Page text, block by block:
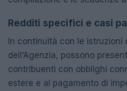
Redditi specifici e casi
In continuità con le istruzioni
dell’Agenzia, possono
contribuenti con obblighi
estere e al pagamento di